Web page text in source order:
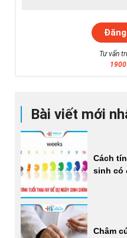
Bài viết mới
Cách
sinh có
Châm
Tư vấn